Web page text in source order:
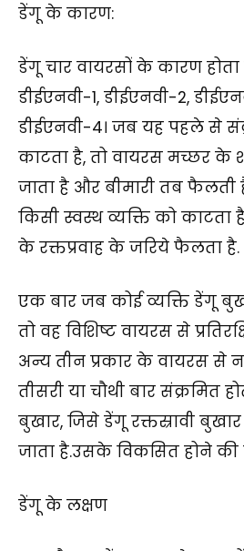
डेंगू के कारण:
डेंगू चार वायरसों के कारण होता
डीईएनवी-1, डीईएनवी-2,
डीईएनवी-4। जब यह पहले से
काटता है, तो वायरस मच्छर के
जाता है और बीमारी तब
किसी स्वस्थ व्यक्ति को काटता
के रक्तप्रवाह के जरिये फैलता है.
एक बार जब कोई व्यक्ति डेंगू
तो वह विशिष्ट वायरस से
अन्य तीन प्रकार के वायरस से
तीसरी या चौथी बार संक्रमित
बुखार, जिसे डेंगू रक्तस्रावी
जाता है.उसके विकसित होने की
डेंगू के लक्षण